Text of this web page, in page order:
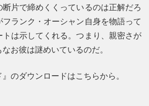
片で締めくくっているのは正解だろ
ランク・オーシャン自身を物語って
は示してくれる。つまり、親密さが
お彼は謎めいているのだ。
のダウンロードはこちらから。